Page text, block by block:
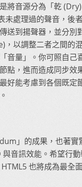
將音源分為「乾
未處理過的聲音，後
送到揚聲器，並分別
，以調整二者之間的
音量」。你可照自己
點，進而造成同步效
好能考慮到各個既定
」的成果，也著實
音訊效能。希望行
也將成為最全